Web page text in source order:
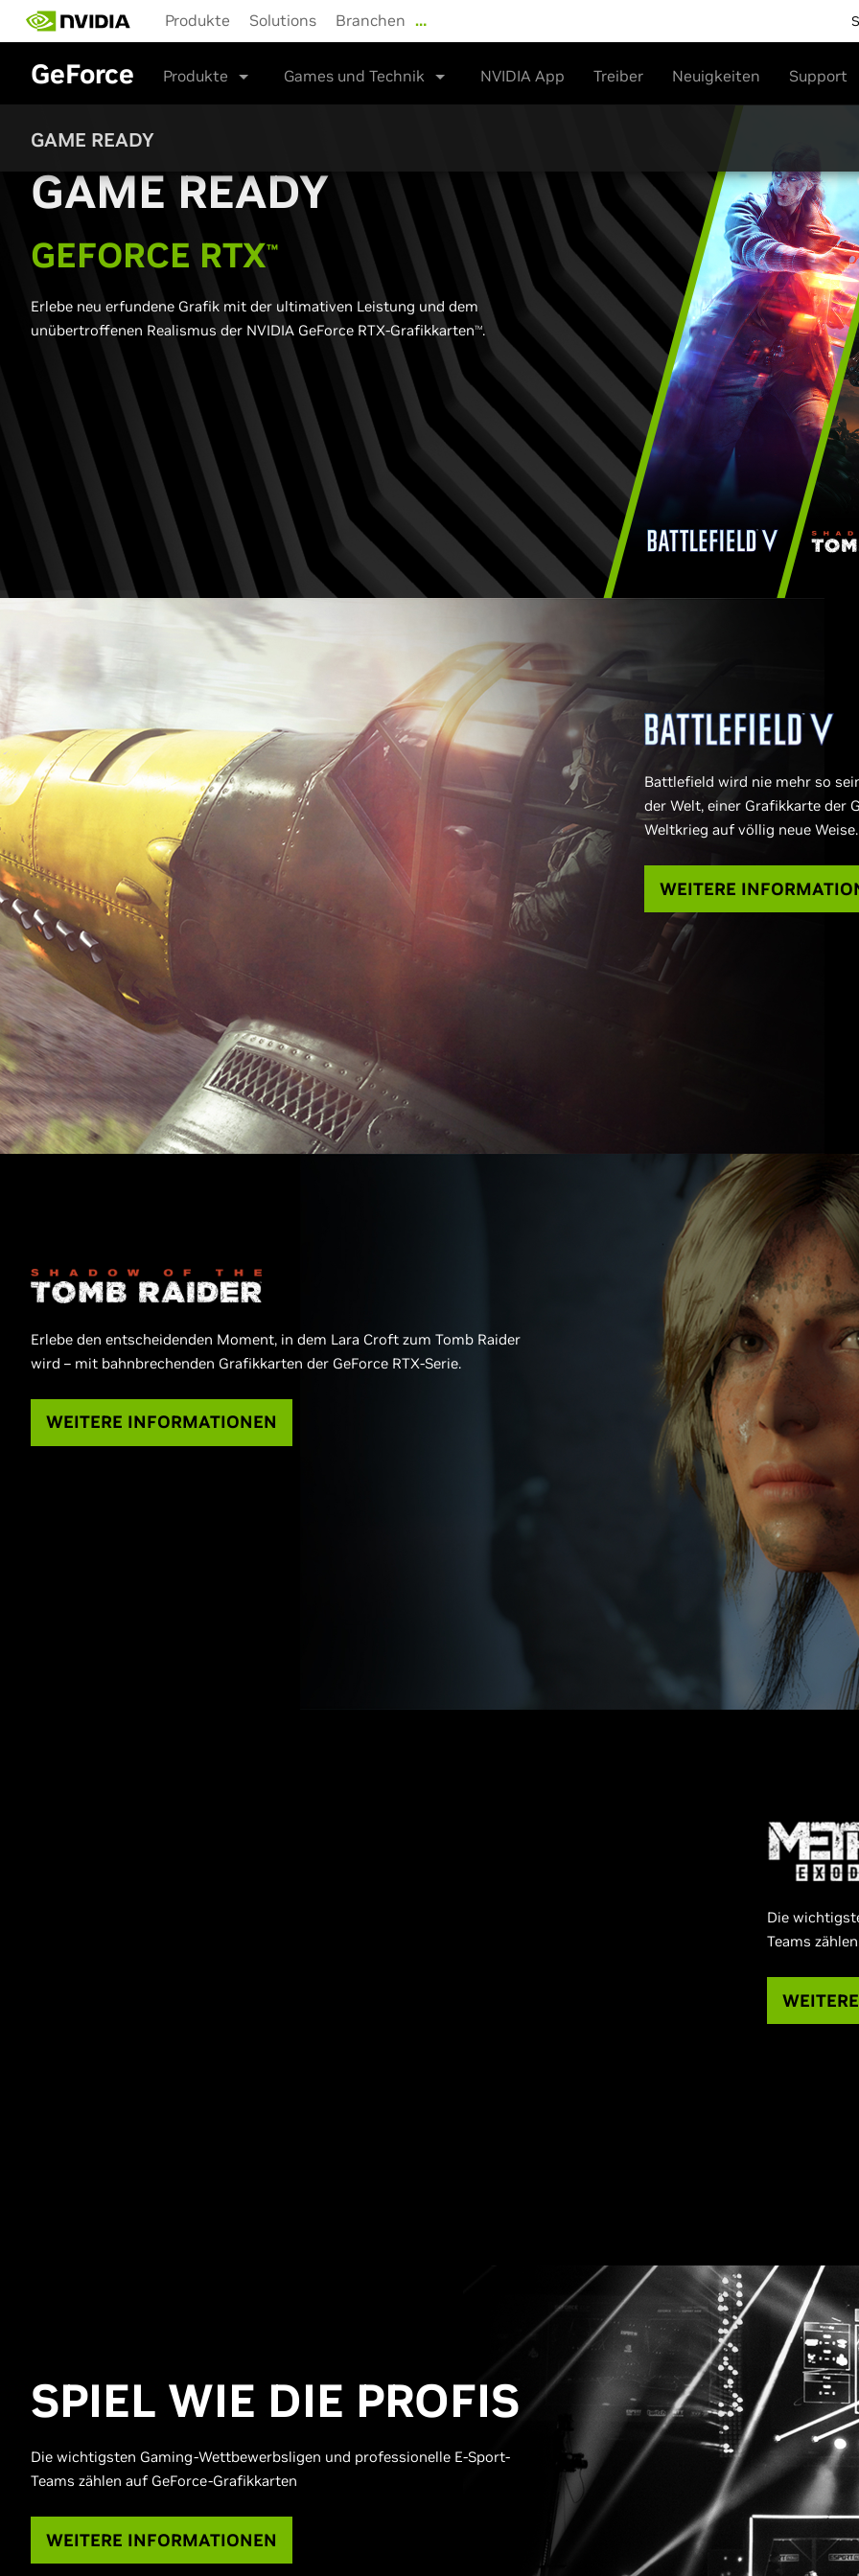
main
content
Produkte Solutions Branchen …
GeForce Produkte Games und Technik NVIDIA App Treiber Neuigkeiten Support
GAME READY
GAME READY
GEFORCE RTX™
Erlebe neu erfundene Grafik mit der ultimativen Leistung und dem
unübertroffenen Realismus der NVIDIA GeForce RTX-GrafikkartenTM.
Battlefield wird nie mehr so
der Welt, einer Grafikkarte der
Weltkrieg auf völlig neue Weise.
WEITERE
Erlebe den entscheidenden Moment, in dem Lara Croft zum Tomb Raider
wird – mit bahnbrechenden Grafikkarten der GeForce RTX-Serie.
WEITERE INFORMATIONEN
Die
Teams
SPIEL WIE DIE PROFIS
Die wichtigsten Gaming-Wettbewerbsligen und professionelle E-Sport-
Teams zählen auf GeForce-Grafikkarten
WEITERE INFORMATIONEN